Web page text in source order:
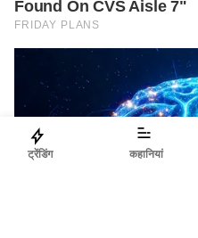
ट्रेंडिंग कहानियां